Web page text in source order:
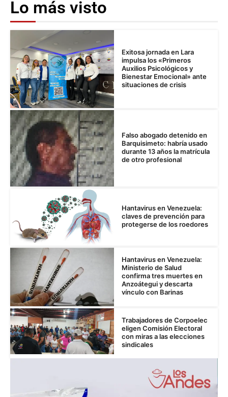
Lo más visto
Exitosa jornada en Lara
impulsa los «Primeros
Auxilios Psicológicos y
Bienestar Emocional» ante
situaciones de crisis
Falso abogado detenido en
Barquisimeto: habría usado
durante 13 años la matrícula
de otro profesional
Hantavirus en Venezuela:
claves de prevención para
protegerse de los roedores
Hantavirus en Venezuela:
Ministerio de Salud
confirma tres muertes en
Anzoátegui y descarta
vínculo con Barinas
Trabajadores de Corpoelec
eligen Comisión Electoral
con miras a las elecciones
sindicales